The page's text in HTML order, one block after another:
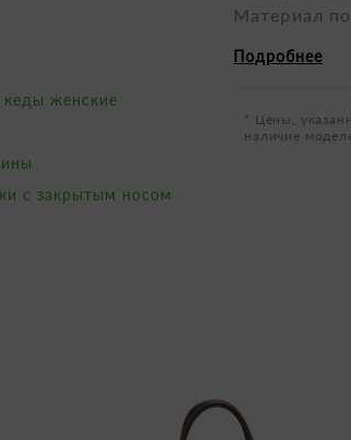
кеды женские
с закрытым носом
Материал
Подробнее
* Цены,
наличие